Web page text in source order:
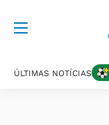
ÚLTIMAS NOTÍCIAS